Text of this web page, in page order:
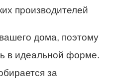
производителей
дома, поэтому
в идеальной форме.
за